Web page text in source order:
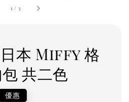
1 / 3
日本 Miffy 格
共二色
優惠